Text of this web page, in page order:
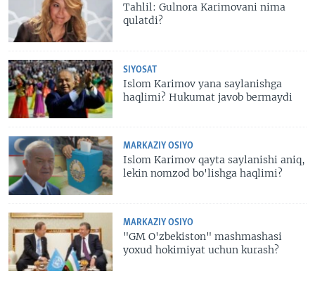
Tahlil: Gulnora Karimovani nima
qulatdi?
SIYOSAT
Islom Karimov yana saylanishga
haqlimi? Hukumat javob bermaydi
MARKAZIY OSIYO
Islom Karimov qayta saylanishi aniq,
lekin nomzod bo'lishga haqlimi?
MARKAZIY OSIYO
"GM O'zbekiston" mashmashasi
yoxud hokimiyat uchun kurash?